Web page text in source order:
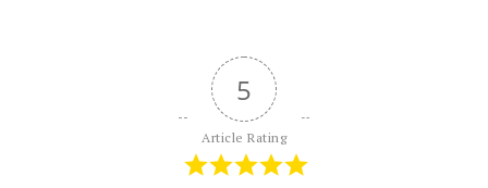
5
Article Rating